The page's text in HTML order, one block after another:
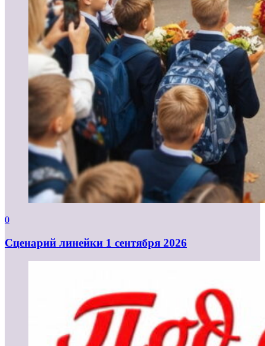
0
Cценарий линейки 1 сентября 2026